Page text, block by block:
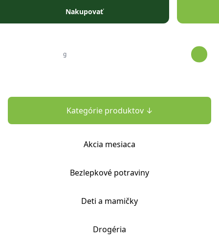
Nakupovať
Kategórie produktov ↓
Akcia mesiaca
Bezlepkové potraviny
Deti a mamičky
Drogéria